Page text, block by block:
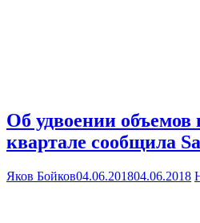
Об удвоении объемов
квартале сообщила
Яков Бойков04.06.201804.06.2018